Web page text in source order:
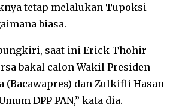
tetap melalukan Tupoksi
biasa.
saat ini Erick Thohir
bakal calon Wakil Presiden
(Bacawapres) dan Zulkifli Hasan
DPP PAN,” kata dia.